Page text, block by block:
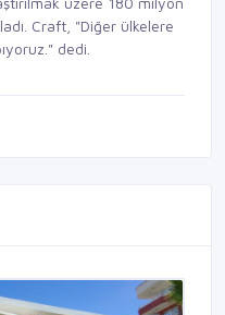
Craft, "Diğer ülkelere
dedi.